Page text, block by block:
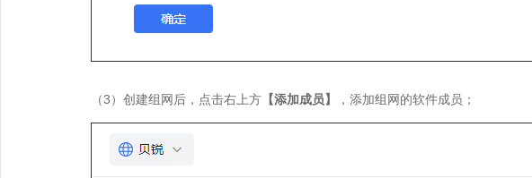
（3）创建组网后，点击右上方 【添加成员】 ，添加组网的软件成员；